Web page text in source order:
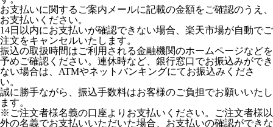
お支払いに関するご案内メールに記載の金額をご確認のうえ、
お支払いください。
14日以内にお支払いが確認できない場合、楽天市場が自動でご
注文をキャンセルいたします。
振込の取扱時間はご利用される金融機関のホームページなどを
予めご確認ください。連休時など、銀行窓口でお振込みができ
ない場合は、ATMやネットバンキングにてお振込みくださ
い。
誠に勝手ながら、振込手数料はお客様のご負担でお願いいたし
ます。
※ご注文者様名義の口座よりお支払いください。ご注文者様以
外の名義でお支払いいただいた場合、お支払いの確認ができな